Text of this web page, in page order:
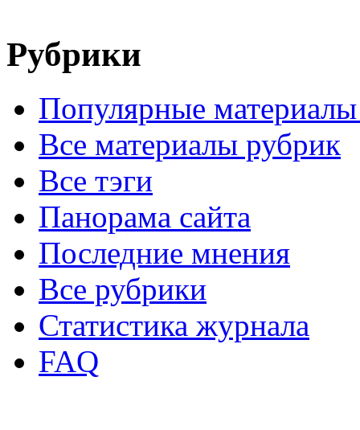
Рубрики
Популярные
Все материалы рубрик
Все тэги
Панорама сайта
Последние мнения
Все рубрики
Статистика журнала
FAQ